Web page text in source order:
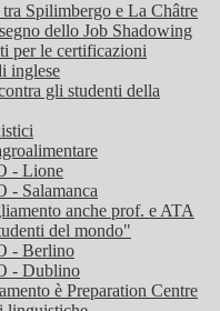
Spilimbergo e La Châtre
dello Job Shadowing
per le certificazioni
inglese
gli studenti della
- Lione
- Salamanca
anche prof. e ATA
del mondo"
- Berlino
- Dublino
è Preparation Centre